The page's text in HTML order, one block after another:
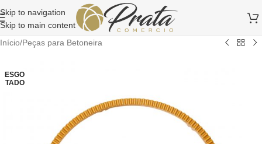
Skip to navigation
Skip to main content
Início/Peças para Betoneira
ESGO
TADO